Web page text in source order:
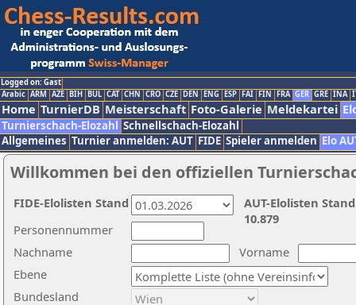
Logged on: Gast
Arabic ARM AZE BIH BUL CAT CHN CRO CZE DEN ENG ESP FAI FIN FRA GER GRE INA
Home TurnierDB Meisterschaft Foto-Galerie Meldekartei
Turnierschach-Elozahl Schnellschach-Elozahl
Allgemeines Turnier anmelden: AUT FIDE Spieler anmelden Elo
Willkommen bei den offiziellen
Nachname
Vorname
Ebene
Personennummer
Bundesland
AUT-Elolisten
10.879
FIDE-Elolisten Stand